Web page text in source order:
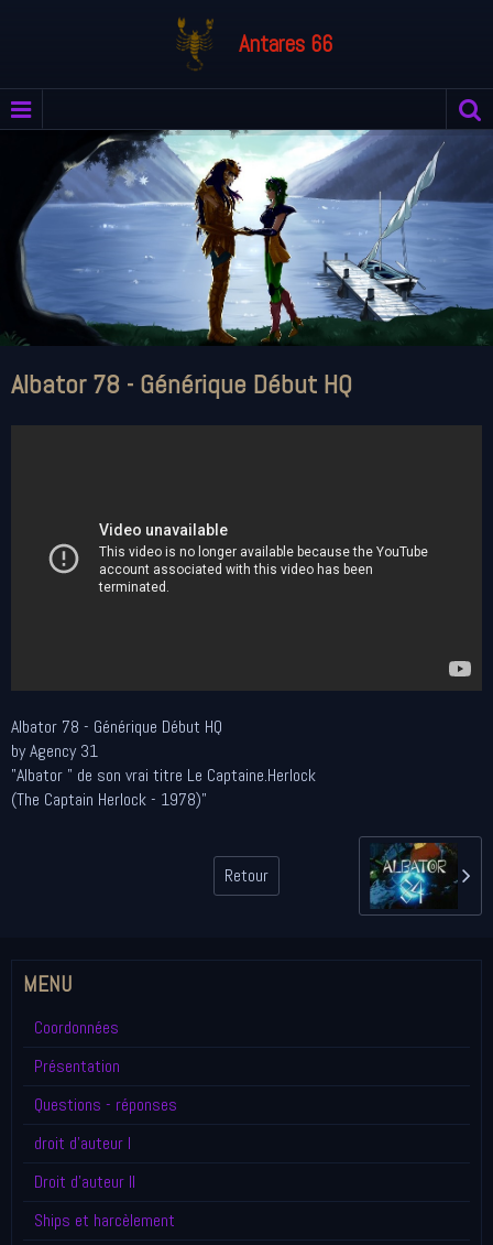
Antares 66
Albator 78 - Générique Début HQ
Albator 78 - Générique Début HQ
by Agency 31
"Albator " de son vrai titre Le Captaine.Herlock
(The Captain Herlock - 1978)"
Retour
MENU
Coordonnées
Présentation
Questions - réponses
droit d'auteur I
Droit d'auteur II
Ships et harcèlement